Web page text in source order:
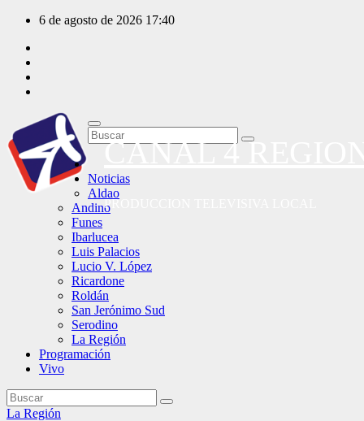
Saltar
contenido
6 de agosto de 2026 17:40
CANAL 4
PRODUCCION TELEVISIVA LOCAL
Noticias
Aldao
Andino
Funes
Ibarlucea
Luis Palacios
Lucio V. López
Ricardone
Roldán
San Jerónimo Sud
Serodino
La Región
Programación
Vivo
La Región